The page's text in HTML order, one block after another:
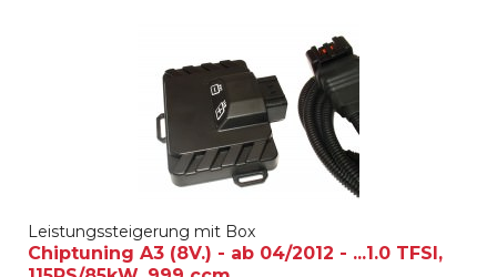
Leistungssteigerung mit Box
Chiptuning A3 (8V.) - ab 04/2012 - ...1.0 TFSI,